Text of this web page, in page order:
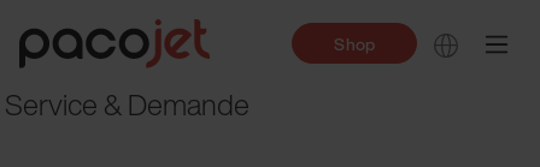
Shop
Service & Demande